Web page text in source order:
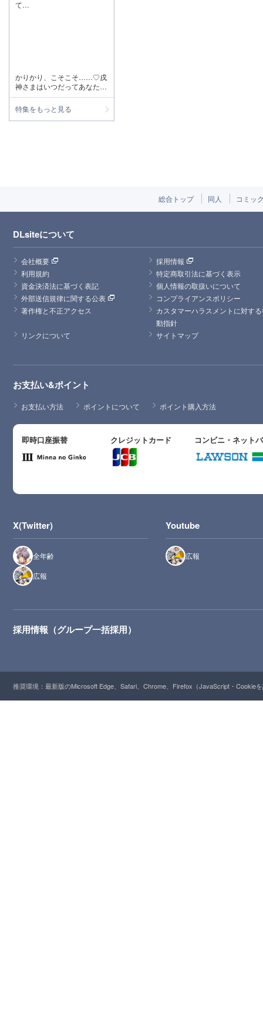
て…
かりかり、こそこそ……♡戌
神さまはいつだってあなたを
癒してくれる女神
特集をもっと見る
総合トップ 同人 コミッ
DLsiteについて
会社概要
採用情報
利用規約
特定商取引法に基づく表示
資金決済法に基づく表記
個人情報の取扱いについて
外部送信規律に関する公表
コンプライアンスポリシー
著作権と不正アクセス
カスタマーハラスメントに対す
動指針
リンクについて
サイトマップ
お支払い&ポイント
お支払い方法 ポイントについて ポイント購入方法
即時口座振替 クレジットカード コンビニ・ネット
X(Twitter)
全年齢
広報
Youtube
広報
採用情報（グループ一括採用）
推奨環境：最新版のMicrosoft Edge、Safari、Chrome、Firefox（JavaScript・Cookie